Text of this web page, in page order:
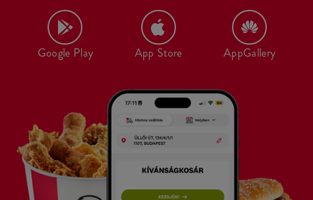
Google Play App Store AppGallery